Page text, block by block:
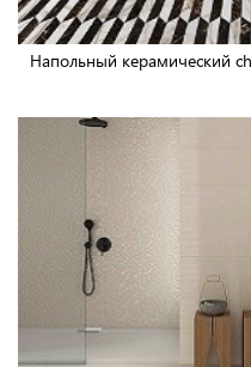
Напольный керамический